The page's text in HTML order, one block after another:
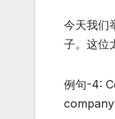
今天我们
子。这位
例句-4: